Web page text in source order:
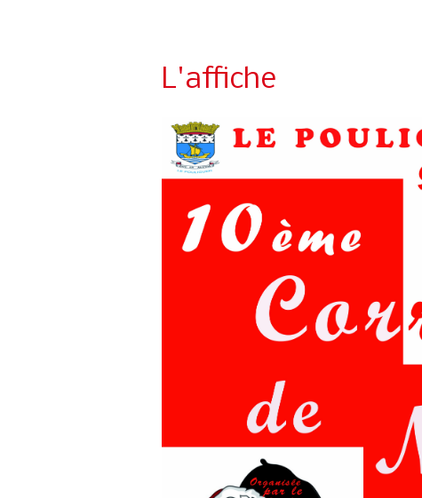
L'affiche